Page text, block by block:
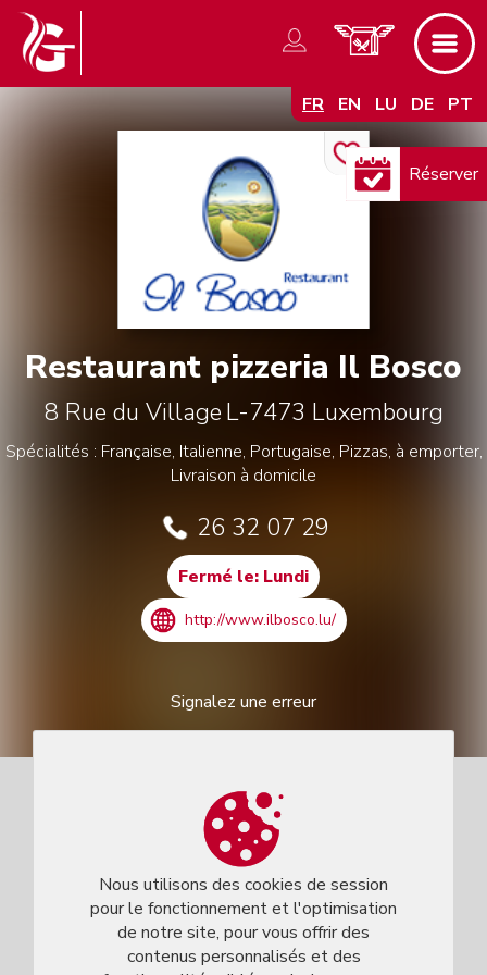
FR EN LU DE PT
Restaurant pizzeria Il Bosco
8 Rue du Village L-7473 Luxembourg
Spécialités : Française, Italienne, Portugaise, Pizzas, à emporter,
Livraison à domicile
26 32 07 29
Fermé le: Lundi
http://www.ilbosco.lu/
Signalez une erreur
Réserver
Nous utilisons des cookies de session
pour le fonctionnement et l'optimisation
de notre site, pour vous offrir des
contenus personnalisés et des